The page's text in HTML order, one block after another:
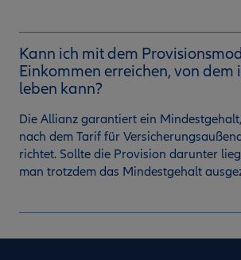
Kann ich mit dem
Einkommen erreichen, von dem
leben kann?
Die Allianz garantiert ein
nach dem Tarif für
richtet. Sollte die Provision darunter
man trotzdem das Mindestgehalt